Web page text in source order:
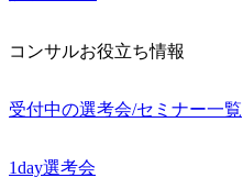
コンサルお役立ち情報
受付中の選考会/セミナー一覧
1day選考会